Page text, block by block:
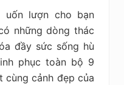
uốn lượn cho bạn
những dòng thác
đầy sức sống hù
phục toàn bộ 9
cùng cảnh đẹp của